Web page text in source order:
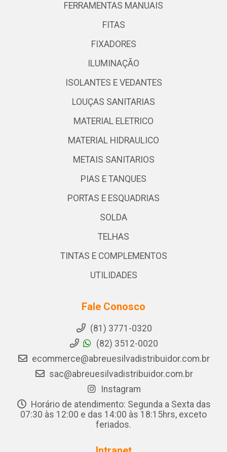
FERRAMENTAS MANUAIS
FITAS
FIXADORES
ILUMINAÇÃO
ISOLANTES E VEDANTES
LOUÇAS SANITARIAS
MATERIAL ELETRICO
MATERIAL HIDRAULICO
METAIS SANITARIOS
PIAS E TANQUES
PORTAS E ESQUADRIAS
SOLDA
TELHAS
TINTAS E COMPLEMENTOS
UTILIDADES
Fale Conosco
(81) 3771-0320
(82) 3512-0020
ecommerce@abreuesilvadistribuidor.com.br
sac@abreuesilvadistribuidor.com.br
Instagram
Horário de atendimento: Segunda a Sexta das
07:30 às 12:00 e das 14:00 às 18:15hrs, exceto
feriados.